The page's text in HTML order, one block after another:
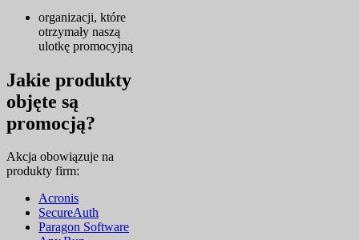
organizacji, które
otrzymały naszą
ulotkę promocyjną
Jakie produkty
objęte są
promocją?
Akcja obowiązuje na
produkty firm:
Acronis
SecureAuth
Paragon Software